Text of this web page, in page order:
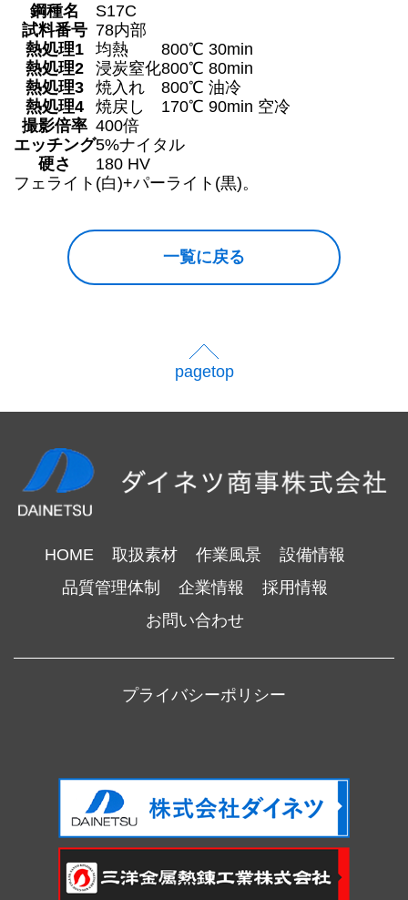
鋼種名
S17C
試料番号 78内部
熱処理1
均熱
800℃ 30min
熱処理2
浸炭窒化800℃ 80min
熱処理3
焼入れ
800℃ 油冷
熱処理4
焼戻し
170℃ 90min 空冷
撮影倍率 400倍
エッチング5%ナイタル
硬さ
180 HV
フェライト(白)+パーライト(黒)。
一覧に戻る
pagetop
HOME 取扱素材 作業風景
設備情報
品質管理体制
企業情報
採用情報
お問い合わせ
プライバシーポリシー